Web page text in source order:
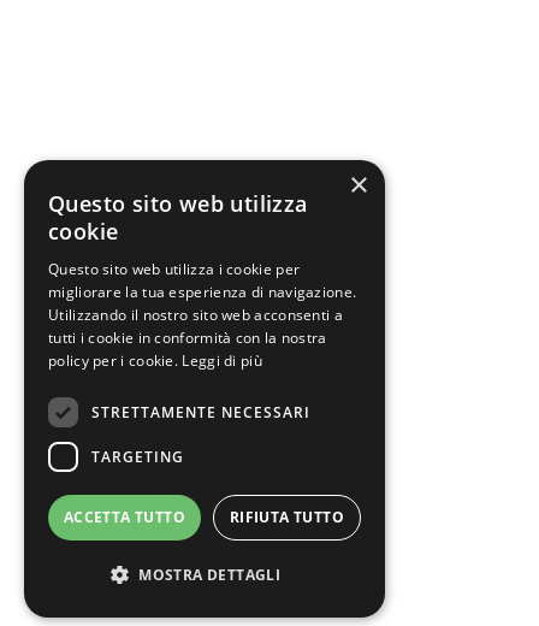
×
Questo sito web utilizza
cookie
Questo sito web utilizza i cookie per
migliorare la tua esperienza di navigazione.
Utilizzando il nostro sito web acconsenti a
tutti i cookie in conformità con la nostra
policy per i cookie. Leggi di più
STRETTAMENTE NECESSARI
TARGETING
ACCETTA TUTTO RIFIUTA TUTTO
MOSTRA DETTAGLI